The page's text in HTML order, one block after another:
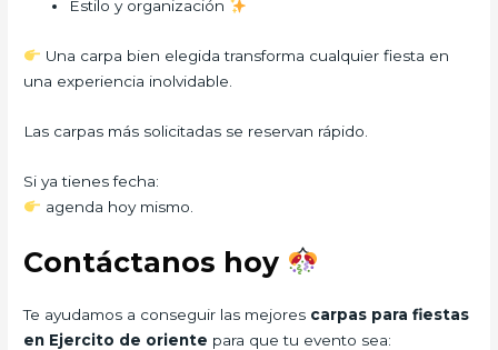
Estilo y organización
Una carpa bien elegida transforma cualquier fiesta en
una experiencia inolvidable.
Las carpas más solicitadas se reservan rápido.
Si ya tienes fecha:
agenda hoy mismo.
Contáctanos hoy
Te ayudamos a conseguir las mejores carpas para fiestas
en Ejercito de oriente para que tu evento sea: